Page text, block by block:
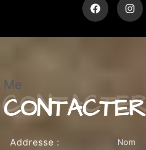
Me
CONTACTER
Addresse : Nom